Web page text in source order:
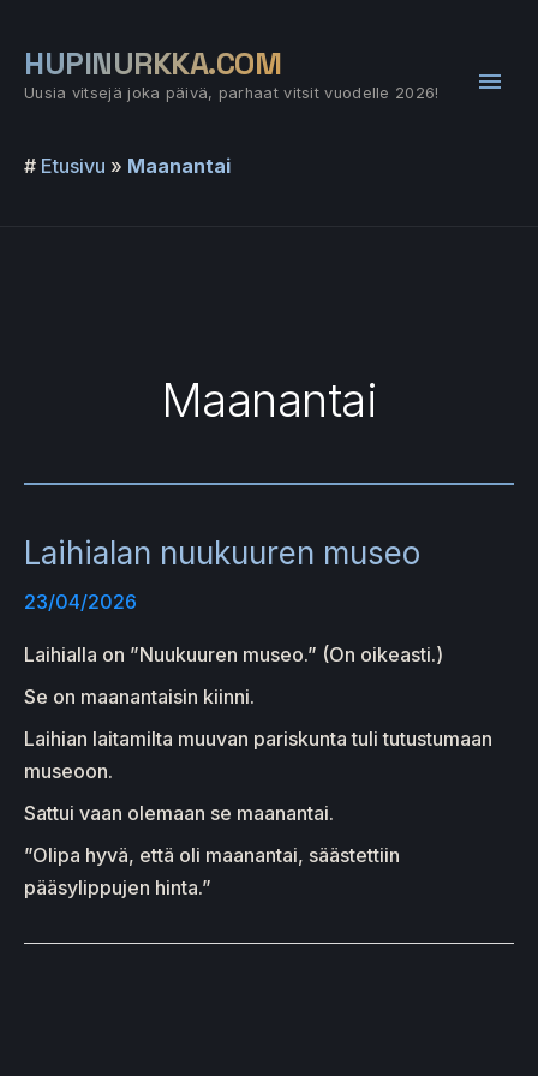
sisältöön
HUPINURKKA.COM
Uusia vitsejä joka päivä, parhaat vitsit vuodelle 2026!
# Etusivu » Maanantai
Maanantai
Laihialan nuukuuren museo
23/04/2026
Laihialla on ”Nuukuuren museo.” (On oikeasti.)
Se on maanantaisin kiinni.
Laihian laitamilta muuvan pariskunta tuli tutustumaan
museoon.
Sattui vaan olemaan se maanantai.
”Olipa hyvä, että oli maanantai, säästettiin
pääsylippujen hinta.”